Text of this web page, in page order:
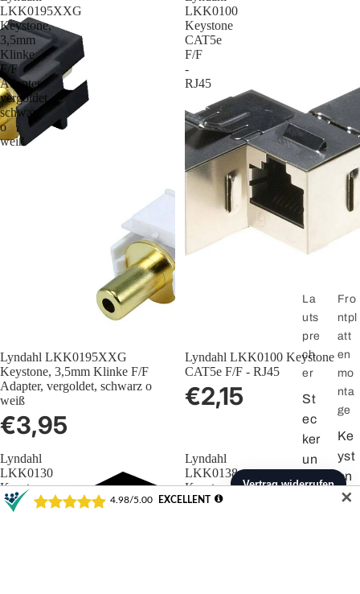
La
uts
pre
ch
er
St
ec
ker
un
d
Fro
ntpl
att
en
mo
nta
ge
Ke
yst
on
e-
LKK0195XXG
Keystone,
3,5mm
Klinke
F/F
Adapter,
vergoldet,
schwarz
o
weiß
Lyndahl LKK0195XXG
Keystone, 3,5mm Klinke F/F
Adapter, vergoldet, schwarz o
weiß
€3,95
LKK0100
Keystone
CAT5e
F/F
-
RJ45
Lyndahl LKK0100 Keystone
CAT5e F/F - RJ45
€2,15
Lyndahl
LKK0130
Keystone
CAT6a
coupler
Lyndahl
LKK0138
Keystone
CAT6a
✕